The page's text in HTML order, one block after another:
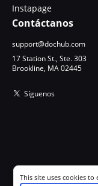
Instapage
Contáctanos
support@dochub.com
17 Station St., Ste. 303
Brookline, MA 02445
Síguenos
Cookie consent notice
This site uses cookies to